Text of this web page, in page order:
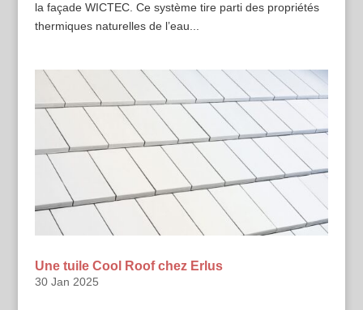
la façade WICTEC. Ce système tire parti des propriétés
thermiques naturelles de l’eau...
Une tuile Cool Roof chez Erlus
30 Jan 2025